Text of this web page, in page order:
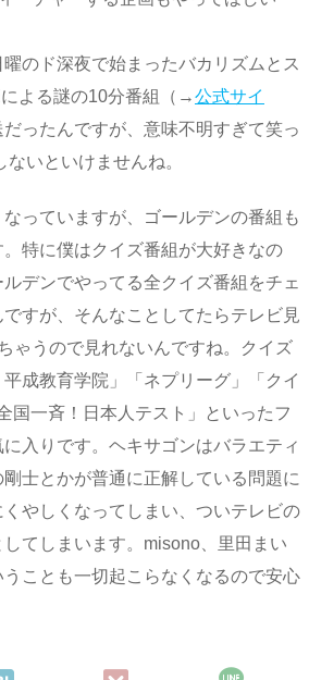
曜のド深夜で始まったバカリズムとス
よる謎の10分番組（→公式サイ
ったんですが、意味不明すぎて笑っ
いといけませんね。
っていますが、ゴールデンの番組も
特に僕はクイズ番組が大好きなの
デンでやってる全クイズ番組をチェ
すが、そんなことしてたらテレビ見
ゃうので見れないんですね。クイズ
成教育学院」「ネプリーグ」「クイ
国一斉！日本人テスト」といったフ
入りです。ヘキサゴンはバラエティ
士とかが普通に正解している問題に
やしくなってしまい、ついテレビの
てしまいます。misono、里田まい
ことも一切起こらなくなるので安心